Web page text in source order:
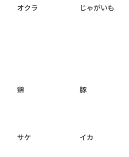
オクラ
じゃがいも
鶏
豚
サケ
イカ